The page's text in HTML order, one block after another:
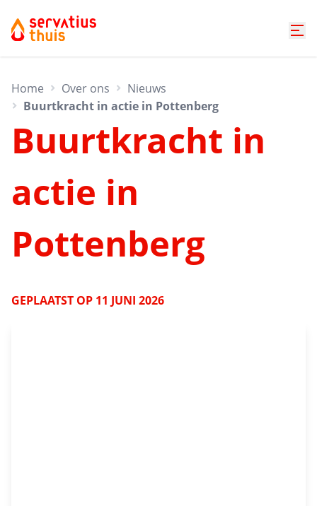
Home Over ons
Nieuws
Buurtkracht in actie in Pottenberg
Buurtkracht in
actie in
Pottenberg
GEPLAATST OP 11 JUNI 2026